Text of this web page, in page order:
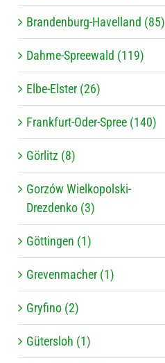
Brandenburg-Havelland (85)
Dahme-Spreewald (119)
Elbe-Elster (26)
Frankfurt-Oder-Spree (140)
Görlitz (8)
Gorzów Wielkopolski-
Drezdenko (3)
Göttingen (1)
Grevenmacher (1)
Gryfino (2)
Gütersloh (1)